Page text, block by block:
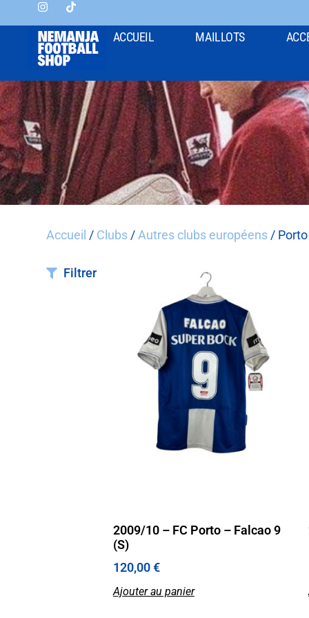
ACCUEIL MAILLOTS
Accueil / Clubs / Autres clubs européens / Porto
Filtrer
2009/10 – FC Porto – Falcao 9
(S)
120,00€
Ajouter au panier